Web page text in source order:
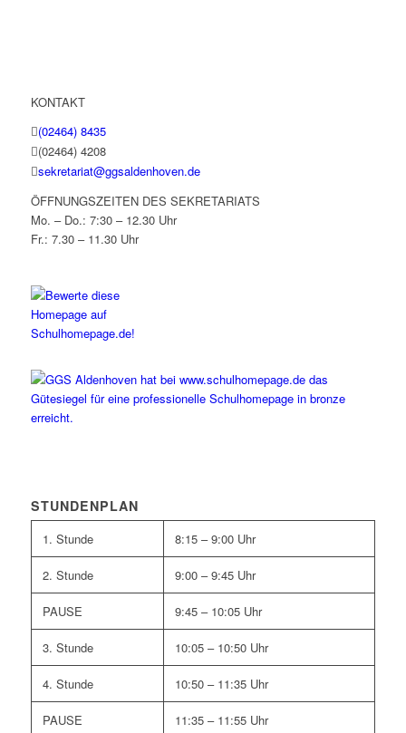
KONTAKT
(02464) 8435
(02464) 4208
sekretariat@ggsaldenhoven.de
ÖFFNUNGSZEITEN DES SEKRETARIATS
Mo. – Do.: 7:30 – 12.30 Uhr
Fr.: 7.30 – 11.30 Uhr
STUNDENPLAN
1. Stunde 8:15 – 9:00 Uhr
2. Stunde 9:00 – 9:45 Uhr
PAUSE 9:45 – 10:05 Uhr
3. Stunde 10:05 – 10:50 Uhr
4. Stunde 10:50 – 11:35 Uhr
PAUSE 11:35 – 11:55 Uhr